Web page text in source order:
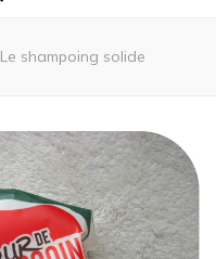
Le shampoing solide